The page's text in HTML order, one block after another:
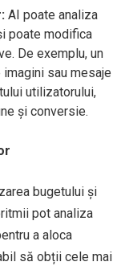
AI poate analiza
poate modifica
De exemplu, un
sau mesaje
utilizatorului,
și conversie.
bugetului și
pot analiza
a aloca
să obții cele mai